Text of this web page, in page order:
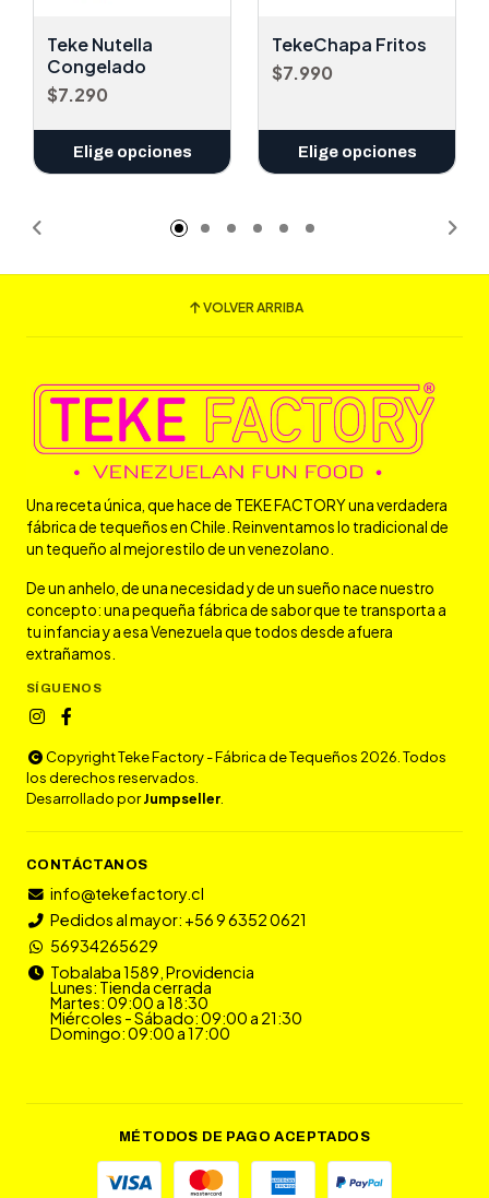
Teke Nutella
Congelado
$7.290
Elige opciones
TekeChapa Fritos
$7.990
Elige opciones
VOLVER ARRIBA
Una receta única, que hace de TEKE FACTORY una verdadera
fábrica de tequeños en Chile. Reinventamos lo tradicional de
un tequeño al mejor estilo de un venezolano.
De un anhelo, de una necesidad y de un sueño nace nuestro
concepto: una pequeña fábrica de sabor que te transporta a
tu infancia y a esa Venezuela que todos desde afuera
extrañamos.
SÍGUENOS
Copyright Teke Factory - Fábrica de Tequeños 2026. Todos
los derechos reservados.
Desarrollado porJumpseller
CONTÁCTANOS
info@tekefactory.cl
Pedidos al mayor: +56 9 6352 0621
56934265629
Tobalaba 1589, Providencia
Lunes: Tienda cerrada
Martes: 09:00 a 18:30
Miércoles - Sábado: 09:00 a 21:30
Domingo: 09:00 a 17:00
MÉTODOS DE PAGO ACEPTADOS